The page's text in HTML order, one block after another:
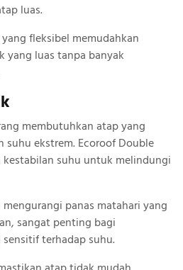
luas.
fleksibel memudahkan
yang luas tanpa banyak
membutuhkan atap yang
suhu ekstrem. Ecoroof Double
kestabilan suhu untuk melindungi
panas matahari yang
sangat penting bagi
terhadap suhu.